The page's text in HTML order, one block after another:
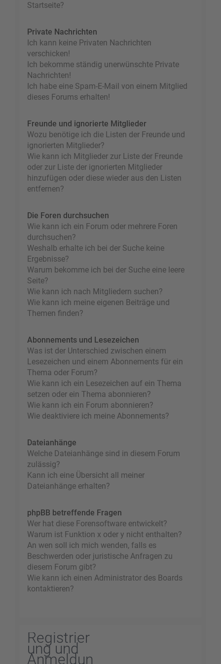
Startseite?
Private Nachrichten
Ich kann keine Privaten Nachrichten
verschicken!
Ich bekomme ständig unerwünschte Private
Nachrichten!
Ich habe eine Spam-E-Mail von einem Mitglied
dieses Forums erhalten!
Freunde und ignorierte Mitglieder
Wozu benötige ich die Listen der Freunde und
ignorierten Mitglieder?
Wie kann ich Mitglieder zur Liste der Freunde
oder zur Liste der ignorierten Mitglieder
hinzufügen oder diese wieder aus den Listen
entfernen?
Die Foren durchsuchen
Wie kann ich ein Forum oder mehrere Foren
durchsuchen?
Weshalb erhalte ich bei der Suche keine
Ergebnisse?
Warum bekomme ich bei der Suche eine leere
Seite?
Wie kann ich nach Mitgliedern suchen?
Wie kann ich meine eigenen Beiträge und
Themen finden?
Abonnements und Lesezeichen
Was ist der Unterschied zwischen einem
Lesezeichen und einem Abonnements für ein
Thema oder Forum?
Wie kann ich ein Lesezeichen auf ein Thema
setzen oder ein Thema abonnieren?
Wie kann ich ein Forum abonnieren?
Wie deaktiviere ich meine Abonnements?
Dateianhänge
Welche Dateianhänge sind in diesem Forum
zulässig?
Kann ich eine Übersicht all meiner
Dateianhänge erhalten?
phpBB betreffende Fragen
Wer hat diese Forensoftware entwickelt?
Warum ist Funktion x oder y nicht enthalten?
An wen soll ich mich wenden, falls es
Beschwerden oder juristische Anfragen zu
diesem Forum gibt?
Wie kann ich einen Administrator des Boards
kontaktieren?
Registrier
ung und
Anmeldun